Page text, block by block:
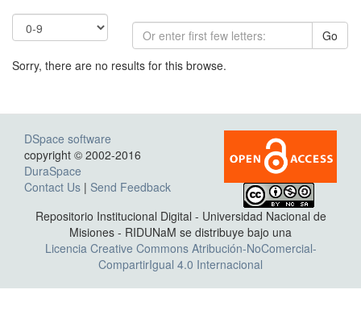
Go
Sorry, there are no results for this browse.
DSpace software
copyright © 2002-2016
DuraSpace
Contact Us | Send Feedback
Repositorio Institucional Digital - Universidad Nacional de
Misiones - RIDUNaM se distribuye bajo una
Licencia Creative Commons Atribución-NoComercial-
CompartirIgual 4.0 Internacional